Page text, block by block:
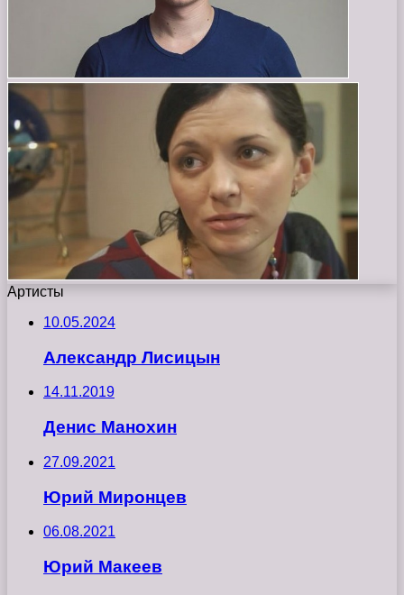
Артисты
10.05.2024
Александр Лисицын
14.11.2019
Денис Манохин
27.09.2021
Юрий Миронцев
06.08.2021
Юрий Макеев